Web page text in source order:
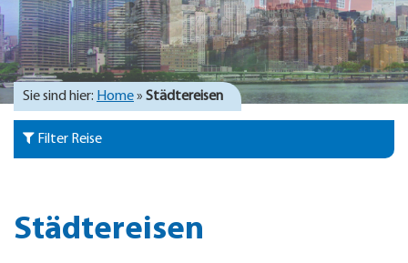
Sie sind hier: Home» Städtereisen
Filter Reise
Städtereisen